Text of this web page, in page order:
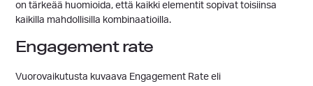
on tärkeää huomioida, että kaikki elementit sopivat toisiinsa
kaikilla mahdollisilla kombinaatioilla.
Engagement rate
Vuorovaikutusta kuvaava Engagement Rate eli